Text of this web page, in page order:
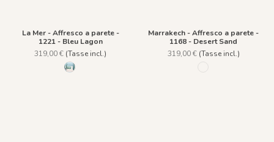
La Mer - Affresco a parete -
1221 - Bleu Lagon
319,00 € (Tasse incl.)
1221 - Bleu Lagon
Marrakech - Affresco a parete -
1168 - Desert Sand
319,00 €(Tasse incl.)